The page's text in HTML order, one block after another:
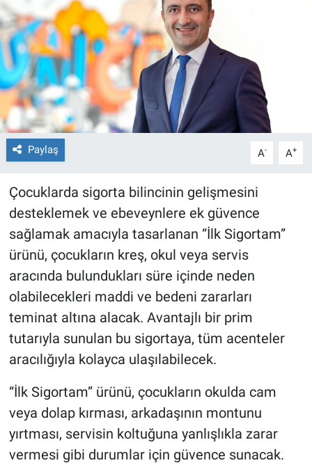
Paylaş A- A+
Çocuklarda sigorta bilincinin gelişmesini
desteklemek ve ebeveynlere ek güvence
sağlamak amacıyla tasarlanan “İlk Sigortam”
ürünü, çocukların kreş, okul veya servis
aracında bulundukları süre içinde neden
olabilecekleri maddi ve bedeni zararları
teminat altına alacak. Avantajlı bir prim
tutarıyla sunulan bu sigortaya, tüm acenteler
aracılığıyla kolayca ulaşılabilecek.
“İlk Sigortam” ürünü, çocukların okulda cam
veya dolap kırması, arkadaşının montunu
yırtması, servisin koltuğuna yanlışlıkla zarar
vermesi gibi durumlar için güvence sunacak.